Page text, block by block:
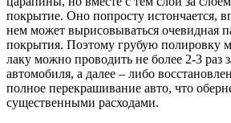
покрытие. Оно попросту истончается,
нем может вырисовываться очевидная
покрытия. Поэтому грубую полировку
лаку можно проводить не более 2-3 раз
автомобиля, а далее – либо
полное перекрашивание авто, что
существенными расходами.